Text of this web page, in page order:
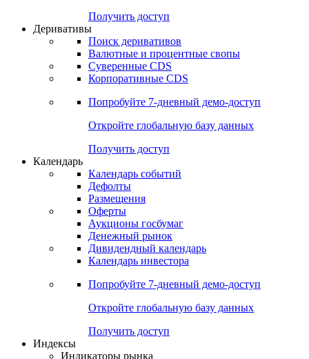
Попробуйте7-дневный
Откройте глобальную базу данных
Получить доступ
Деривативы
Валютные и процентные свопы
Корпоративные CDS
Попробуйте7-дневный
Откройте глобальную базу данных
Получить доступ
Календарь
Календарь событий
Дефолты
Размещения
Оферты
Денежный рынок
Календарь инвестора
Попробуйте7-дневный
Откройте глобальную базу данных